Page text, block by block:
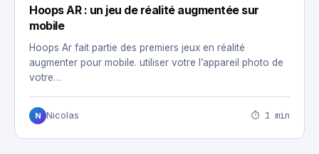
Hoops AR : un jeu de réalité augmentée sur
mobile
Hoops Ar fait partie des premiers jeux en réalité
augmenter pour mobile. utiliser votre l’appareil photo de
votre…
N Nicolas ⏱ 1 min